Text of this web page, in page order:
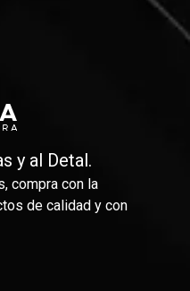
y al Detal.
compra con la
de calidad y con